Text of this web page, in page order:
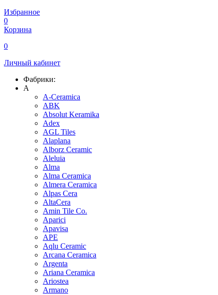
Избранное
0
Корзина
0
Личный кабинет
Фабрики:
A
A-Ceramica
ABK
Absolut Keramika
Adex
AGL Tiles
Alaplana
Alborz Ceramic
Aleluia
Alma
Alma Ceramica
Almera Ceramica
Alpas Cera
AltaCera
Amin Tile Co.
Aparici
Apavisa
APE
Aqlu Ceramic
Arcana Ceramica
Argenta
Ariana Ceramica
Ariostea
Armano